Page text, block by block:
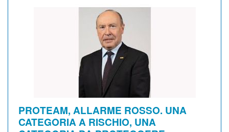
PROTEAM, ALLARME ROSSO. UNA
CATEGORIA A RISCHIO, UNA